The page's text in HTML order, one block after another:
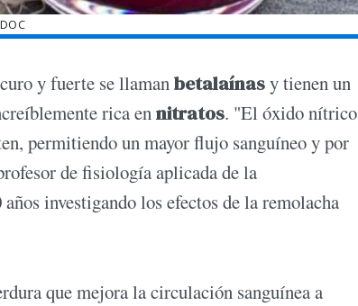
y fuerte se llamanbetalaínasy tienen un
rica ennitratos. "El óxido nítrico
permitiendo un mayor flujo sanguíneo y por
de fisiología aplicada de la
años investigando los efectos de la remolacha
que mejora la circulación sanguínea a